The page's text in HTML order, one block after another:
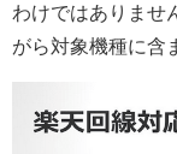
わけではありませ
がら対象機種に含